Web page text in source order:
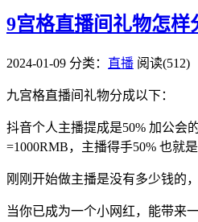
9宫格直播间礼物怎样
2024-01-09 分类： 直播 阅读(512)
九宫格直播间礼物分成以下：
抖音个人主播提成是50% 加公会
=1000RMB，主播得手50% 也就
刚刚开始做主播是没有多少钱的
当你已成为一个小网红，能带来